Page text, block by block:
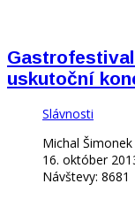
uskutoční
Slávnosti
Michal Šimonek
16. október
Návštevy: 8681